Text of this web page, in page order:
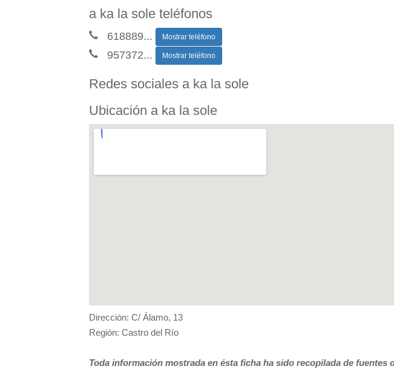
a ka la sole teléfonos
618889... Mostrar teléfono
957372... Mostrar teléfono
Redes sociales a ka la sole
Ubicación a ka la sole
Dirección: C/ Álamo, 13
Región: Castro del Río
Toda información mostrada en ésta ficha ha sido recopilada de fuentes